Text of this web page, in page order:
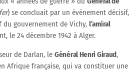
) se concluait par un évènement décisif,
du gouvernement de Vichy, l’amiral
le 24 décembre 1942 à Alger.
de Darlan, le Général Henri Giraud,
Afrique française, qui va constituer une